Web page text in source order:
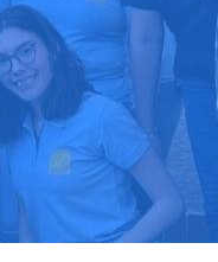
03 39
en nosotros